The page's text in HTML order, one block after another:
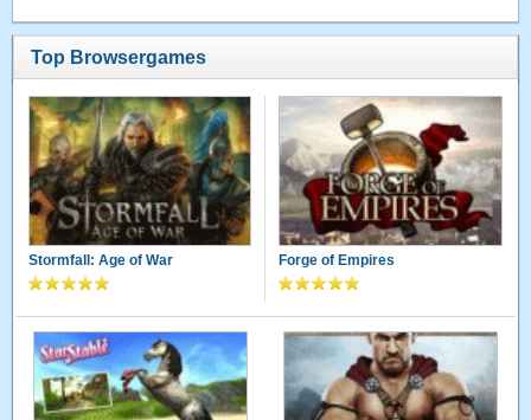
Top Browsergames
Stormfall: Age of War Forge of Empires